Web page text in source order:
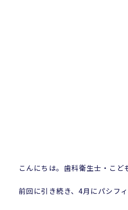
こんにちは。歯科衛生士・こど
前回に引き続き、4月にパシフ